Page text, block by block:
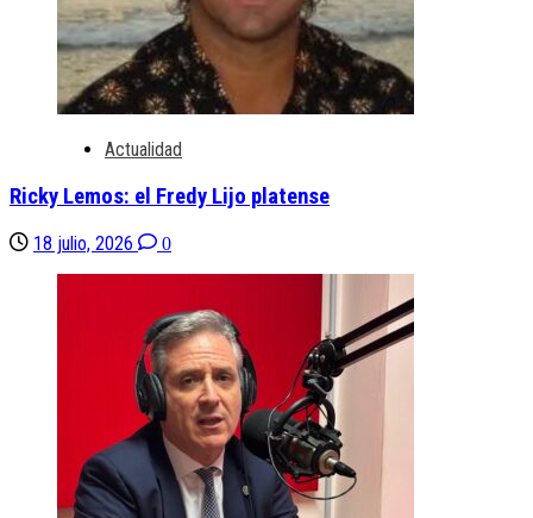
Actualidad
Ricky Lemos: el Fredy Lijo platense
18 julio, 2026 0